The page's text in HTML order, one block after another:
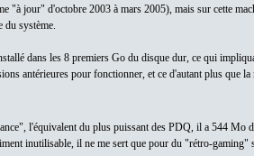
jour" d'octobre 2003 à mars 2005), mais sur cette
du système.
dans les 8 premiers Go du disque dur, ce qui
antérieures pour fonctionner, et ce d'autant plus que
l'équivalent du plus puissant des PDQ, il a 544 Mo
inutilisable, il ne me sert que pour du "rétro-gaming"